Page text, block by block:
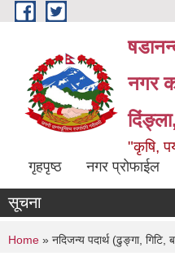
Skip to main content
नगर
"कृषि,
गृहपृष्ठ नगर प्रोफाईल
सूचना
You are here
Home » नदिजन्य पदार्थ (ढुङ्गा,